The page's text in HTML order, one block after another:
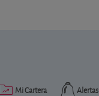
Alertas
Mi Cartera